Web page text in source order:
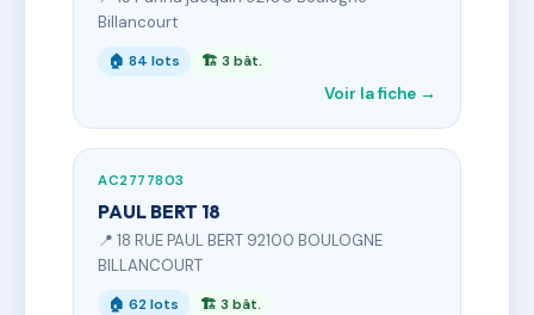
Billancourt
🏠 84 lots 🏗 3 bât.
Voir la fiche →
AC2777803
PAUL BERT 18
📍 18 RUE PAUL BERT 92100 BOULOGNE
BILLANCOURT
🏠 62 lots 🏗 3 bât.